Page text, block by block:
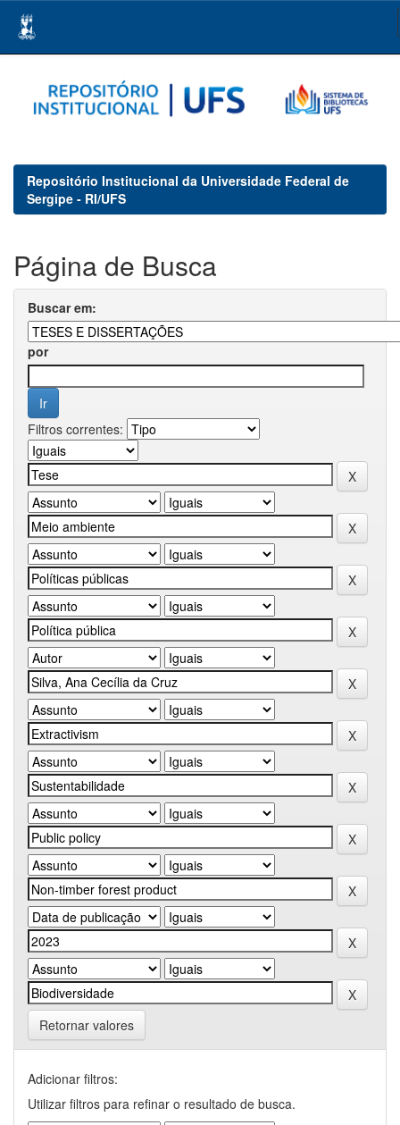
navigation
Repositório Institucional da Universidade Federal de
Sergipe - RI/UFS
Página de Busca
Buscar em:
por
Filtros correntes:
Retornar valores
Adicionar filtros:
Utilizar filtros para refinar o resultado de busca.